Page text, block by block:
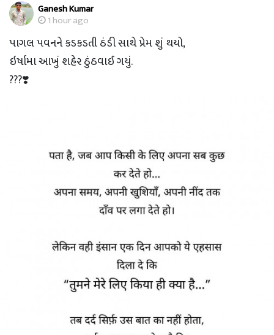
Ganesh Kumar
1 hour ago
પાગલ પવનને કડકડતી ઠંડી સાથે પ્રેમ શું થયો,
ઇર્ષામા આખું શહેર ઠુંઠવાઈ ગયું.
???❣️